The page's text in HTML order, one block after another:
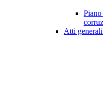
Atti generali